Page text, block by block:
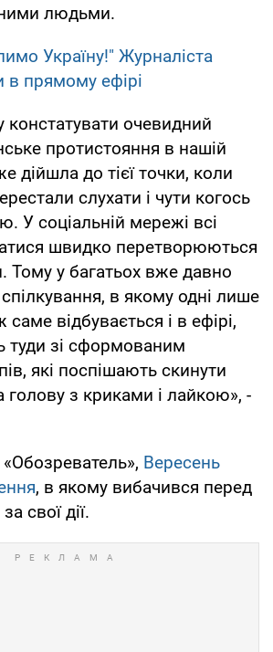
людьми.
Україну!" Журналіста
прямому ефірі
очевидний
протистояння в нашій
дійшла до тієї точки, коли
слухати і чути когось
У соціальній мережі всі
швидко перетворюються
Тому у багатьох вже давно
в якому одні лише
відбувається і в ефірі,
туди зі сформованим
які поспішають скинути
голову з криками і лайкою», -
Вересень
, в якому вибачився перед
свої дії.